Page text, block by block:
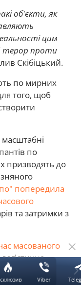
об'єкти, як
цим
терор проти
Скібіцький.
по мирних
того, щоб
по
призводять до
попередила
та затримки з
масованого
провідних
Серйозні
Viber